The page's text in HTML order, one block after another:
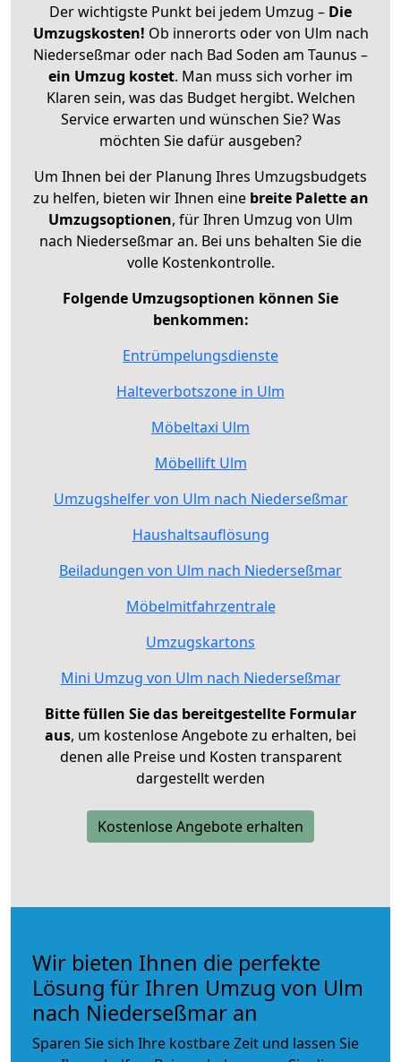
Der wichtigste Punkt bei jedem Umzug – Die
Umzugskosten! Ob innerorts oder von Ulm nach
Niederseßmar oder nach Bad Soden am Taunus –
ein Umzug kostet. Man muss sich vorher im
Klaren sein, was das Budget hergibt. Welchen
Service erwarten und wünschen Sie? Was
möchten Sie dafür ausgeben?
Um Ihnen bei der Planung Ihres Umzugsbudgets
zu helfen, bieten wir Ihnen eine breite Palette an
Umzugsoptionen, für Ihren Umzug von Ulm
nach Niederseßmar an. Bei uns behalten Sie die
volle Kostenkontrolle.
Folgende Umzugsoptionen können Sie
benkommen:
Entrümpelungsdienste
Halteverbotszone in Ulm
Möbeltaxi Ulm
Möbellift Ulm
Umzugshelfer von Ulm nach Niederseßmar
Haushaltsauflösung
Beiladungen von Ulm nach Niederseßmar
Möbelmitfahrzentrale
Umzugskartons
Mini Umzug von Ulm nach Niederseßmar
Bitte füllen Sie das bereitgestellte Formular
aus, um kostenlose Angebote zu erhalten, bei
denen alle Preise und Kosten transparent
dargestellt werden
Kostenlose Angebote erhalten
Wir bieten Ihnen die perfekte
Lösung für Ihren Umzug von Ulm
nach Niederseßmar an
Sparen Sie sich Ihre kostbare Zeit und lassen Sie